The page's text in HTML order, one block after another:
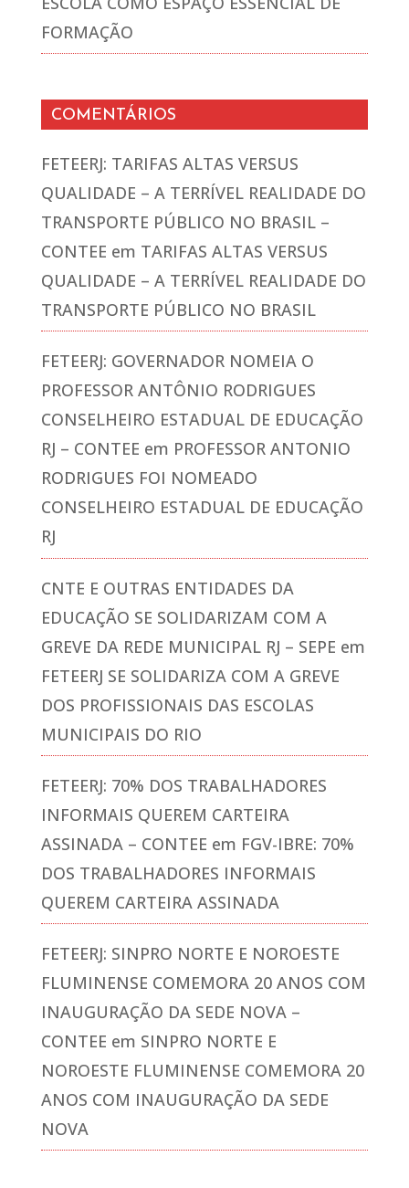
FORMAÇÃO
COMENTÁRIOS
FETEERJ: TARIFAS ALTAS VERSUS
QUALIDADE – A TERRÍVEL REALIDADE DO
TRANSPORTE PÚBLICO NO BRASIL –
CONTEE em TARIFAS ALTAS VERSUS
QUALIDADE – A TERRÍVEL REALIDADE DO
TRANSPORTE PÚBLICO NO BRASIL
FETEERJ: GOVERNADOR NOMEIA O
PROFESSOR ANTÔNIO RODRIGUES
CONSELHEIRO ESTADUAL DE EDUCAÇÃO
RJ – CONTEE em PROFESSOR ANTONIO
RODRIGUES FOI NOMEADO
CONSELHEIRO ESTADUAL DE EDUCAÇÃO
RJ
CNTE E OUTRAS ENTIDADES DA
EDUCAÇÃO SE SOLIDARIZAM COM A
GREVE DA REDE MUNICIPAL RJ – SEPE em
FETEERJ SE SOLIDARIZA COM A GREVE
DOS PROFISSIONAIS DAS ESCOLAS
MUNICIPAIS DO RIO
FETEERJ: 70% DOS TRABALHADORES
INFORMAIS QUEREM CARTEIRA
ASSINADA – CONTEE em FGV-IBRE: 70%
DOS TRABALHADORES INFORMAIS
QUEREM CARTEIRA ASSINADA
FETEERJ: SINPRO NORTE E NOROESTE
FLUMINENSE COMEMORA 20 ANOS COM
INAUGURAÇÃO DA SEDE NOVA –
CONTEE em SINPRO NORTE E
NOROESTE FLUMINENSE COMEMORA 20
ANOS COM INAUGURAÇÃO DA SEDE
NOVA